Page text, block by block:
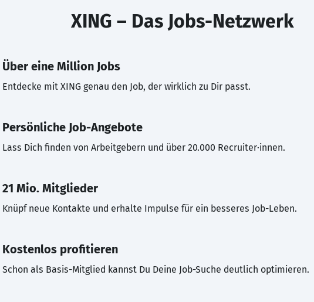
XING – Das Jobs-Netzwerk
Über eine Million Jobs
Entdecke mit XING genau den Job, der wirklich zu Dir passt.
Persönliche Job-Angebote
Lass Dich finden von Arbeitgebern und über 20.000 Recruiter·innen.
21 Mio. Mitglieder
Knüpf neue Kontakte und erhalte Impulse für ein besseres Job-Leben.
Kostenlos profitieren
Schon als Basis-Mitglied kannst Du Deine Job-Suche deutlich optimieren.